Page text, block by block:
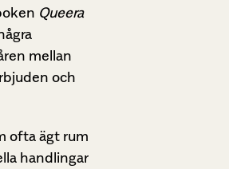
Queera
mellan
och
ofta ägt rum
handlingar